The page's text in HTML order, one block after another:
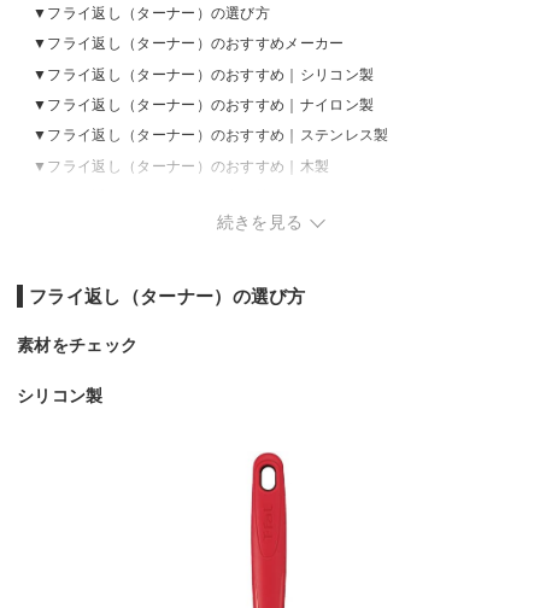
フライ返し（ターナー）の選び方
フライ返し（ターナー）のおすすめメーカー
フライ返し（ターナー）のおすすめ｜シリコン製
フライ返し（ターナー）のおすすめ｜ナイロン製
フライ返し（ターナー）のおすすめ｜ステンレス製
フライ返し（ターナー）のおすすめ｜木製
続きを見る
フライ返し（ターナー）の選び方
素材をチェック
シリコン製